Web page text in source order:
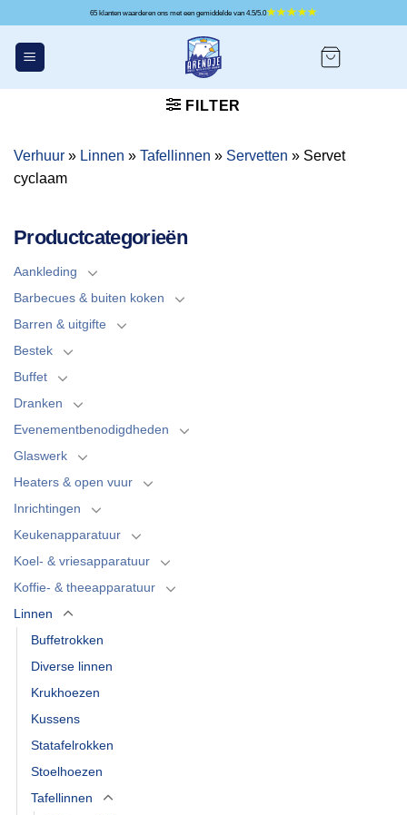
inhoud
65 klanten waarderen ons met een gemiddelde van 4.5/5.0
FILTER
Verhuur » Linnen » Tafellinnen » Servetten » Servet
cyclaam
Productcategorieën
Aankleding
Barbecues & buiten koken
Barren & uitgifte
Bestek
Buffet
Dranken
Evenementbenodigdheden
Glaswerk
Heaters & open vuur
Inrichtingen
Keukenapparatuur
Koel- & vriesapparatuur
Koffie- & theeapparatuur
Linnen
Buffetrokken
Diverse linnen
Krukhoezen
Kussens
Statafelrokken
Stoelhoezen
Tafellinnen